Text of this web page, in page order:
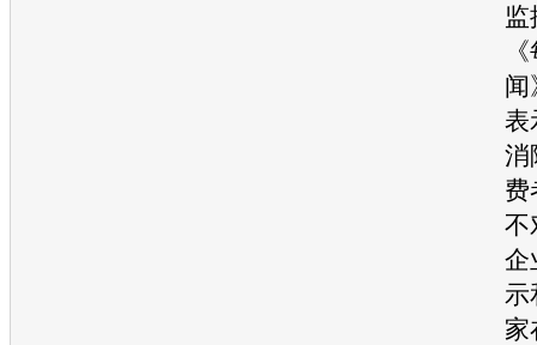
闻
表
消
费
不
企
示
家